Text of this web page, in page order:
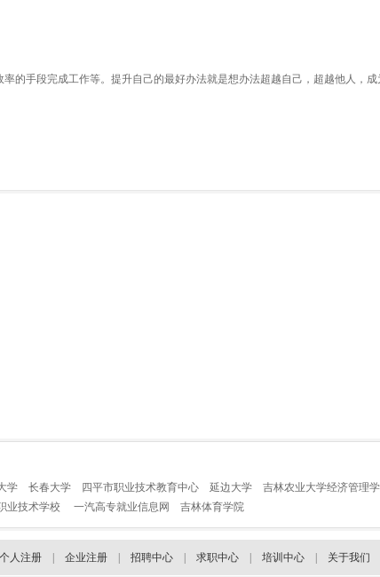
的手段完成工作等。提升自己的最好办法就是想办法超越自己，超越他人，
学 长春大学 四平市职业技术教育中心 延边大学 吉林农业大学经济管理
业技术学校 一汽高专就业信息网 吉林体育学院
个人注册 企业注册 招聘中心 求职中心 培训中心 关于我们